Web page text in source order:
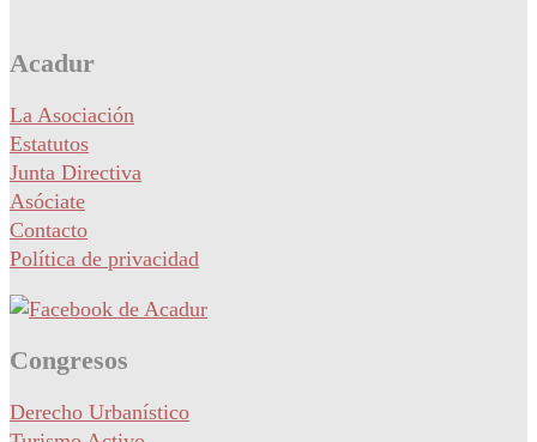
Acadur
La Asociación
Estatutos
Junta Directiva
Asóciate
Contacto
Política de privacidad
Congresos
Derecho Urbanístico